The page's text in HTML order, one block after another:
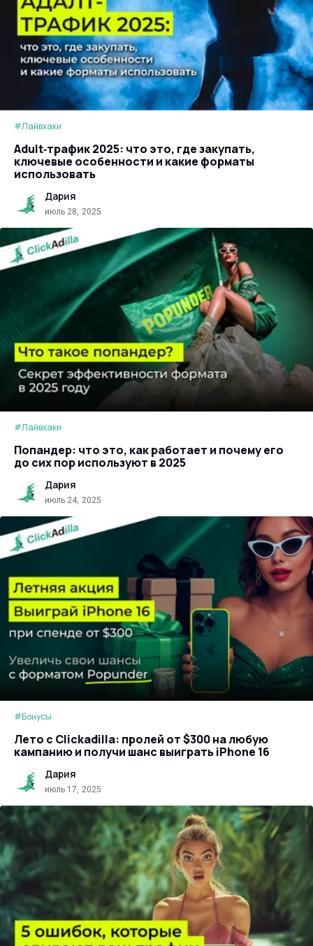
#Лайвхаки
Adult‑трафик 2025: что это, где закупать,
ключевые особенности и какие форматы
использовать
Дария
июль 28, 2025
#Лайвхаки
Попандер: что это, как работает и почему его
до сих пор используют в 2025
Дария
июль 24, 2025
#Бонусы
Лето с Clickadilla: пролей от $300 на любую
кампанию и получи шанс выиграть iPhone 16
Дария
июль 17, 2025